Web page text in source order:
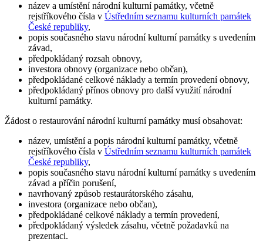
název a umístění národní kulturní památky, včetně
rejstříkového čísla v Ústředním seznamu kulturních památek
České republiky,
popis současného stavu národní kulturní památky s uvedením
závad,
předpokládaný rozsah obnovy,
investora obnovy (organizace nebo občan),
předpokládané celkové náklady a termín provedení obnovy,
předpokládaný přínos obnovy pro další využití národní
kulturní památky.
Žádost o restaurování národní kulturní památky musí obsahovat:
název, umístění a popis národní kulturní památky, včetně
rejstříkového čísla v Ústředním seznamu kulturních památek
České republiky,
popis současného stavu národní kulturní památky s uvedením
závad a příčin porušení,
navrhovaný způsob restaurátorského zásahu,
investora (organizace nebo občan),
předpokládané celkové náklady a termín provedení,
předpokládaný výsledek zásahu, včetně požadavků na
prezentaci.